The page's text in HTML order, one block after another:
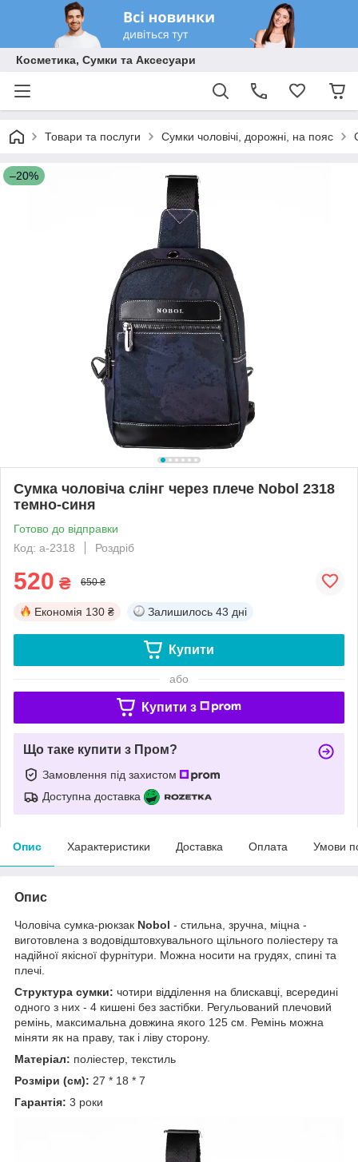
Косметика, Сумки та Аксесуари
Товари та послуги Сумки чоловічі, дорожні, на пояс
–20%
Сумка чоловіча слінг через плече Nobol 2318
темно-синя
Готово до відправки
Код: a-2318
Роздріб
520 ₴ 650 ₴
Економія 130 ₴ Залишилось 43 дні
Купити
або
Купити з
Що таке купити з Пром?
Замовлення під захистом
Доступна доставка
Опис Характеристики Доставка Оплата Умови
Опис
Чоловіча сумка-рюкзак Nobol - стильна, зручна, міцна -
виготовлена з водовідштовхувального щільного поліестеру та
надійної якісної фурнітури. Можна носити на грудях, спині та
плечі.
Cтруктура сумки: чотири відділення на блискавці, всередині
одного з них - 4 кишені без застібки. Регульований плечовий
ремінь, максимальна довжина якого 125 см. Ремінь можна
міняти як на праву, так і ліву сторону.
Матеріал: поліестер, текстиль
Розміри (см): 27 * 18 * 7
Гарантія: 3 роки